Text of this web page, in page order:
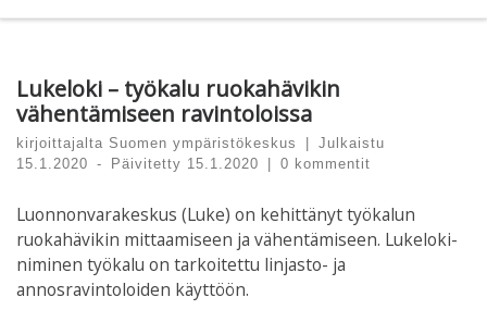
Lukeloki – työkalu ruokahävikin
vähentämiseen ravintoloissa
kirjoittajalta Suomen ympäristökeskus
Julkaistu
15.1.2020
- Päivitetty 15.1.2020 0 kommentit
Luonnonvarakeskus (Luke) on kehittänyt työkalun
ruokahävikin mittaamiseen ja vähentämiseen. Lukeloki-
niminen työkalu on tarkoitettu linjasto- ja
annosravintoloiden käyttöön.